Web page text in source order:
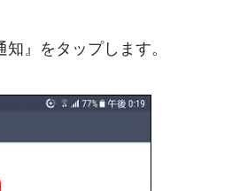
知』をタップします。